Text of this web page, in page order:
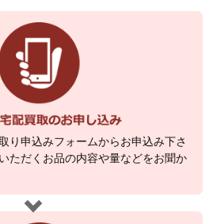
り申込みフォームからお申込み下さ
ただくお品の内容や量などをお聞か